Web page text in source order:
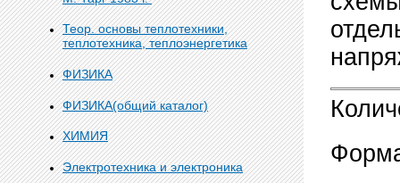
Теор. основы теплотехники,
теплотехника, теплоэнергетика
ФИЗИКА
ФИЗИКА(общий каталог)
ХИМИЯ
Электротехника и электроника